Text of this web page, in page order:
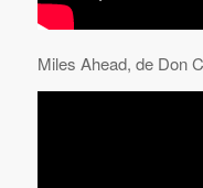
Miles Ahead, de Don